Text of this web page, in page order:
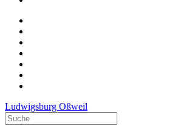
Ludwigsburg Oßweil